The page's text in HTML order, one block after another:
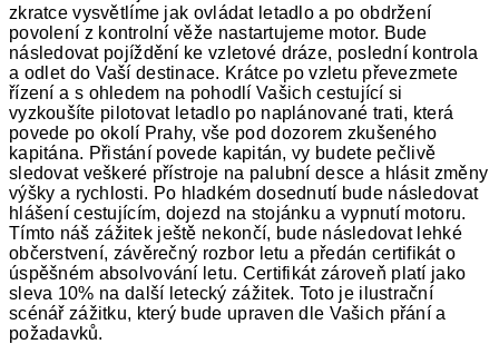
zkratce vysvětlíme jak ovládat letadlo a po obdržení
povolení z kontrolní věže nastartujeme motor. Bude
následovat pojíždění ke vzletové dráze, poslední kontrola
a odlet do Vaší destinace. Krátce po vzletu převezmete
řízení a s ohledem na pohodlí Vašich cestující si
vyzkoušíte pilotovat letadlo po naplánované trati, která
povede po okolí Prahy, vše pod dozorem zkušeného
kapitána. Přistání povede kapitán, vy budete pečlivě
sledovat veškeré přístroje na palubní desce a hlásit změny
výšky a rychlosti. Po hladkém dosednutí bude následovat
hlášení cestujícím, dojezd na stojánku a vypnutí motoru.
Tímto náš zážitek ještě nekončí, bude následovat lehké
občerstvení, závěrečný rozbor letu a předán certifikát o
úspěšném absolvování letu. Certifikát zároveň platí jako
sleva 10% na další letecký zážitek. Toto je ilustrační
scénář zážitku, který bude upraven dle Vašich přání a
požadavků.